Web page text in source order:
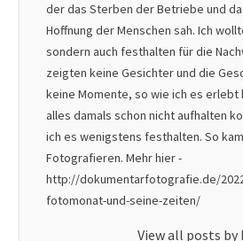
der das Sterben der Betriebe und
Hoffnung der Menschen sah. Ich
sondern auch festhalten für die
zeigten keine Gesichter und die
keine Momente, so wie ich es erlebt
alles damals schon nicht aufhalten
ich es wenigstens festhalten. So
Fotografieren. Mehr hier -
http://dokumentarfotografie.de/
fotomonat-und-seine-zeiten/
View all posts by